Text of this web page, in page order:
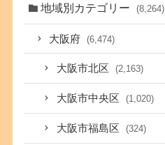
地域別カテゴリー (8,264)
大阪府 (6,474)
大阪市北区 (2,163)
大阪市中央区 (1,020)
大阪市福島区 (324)